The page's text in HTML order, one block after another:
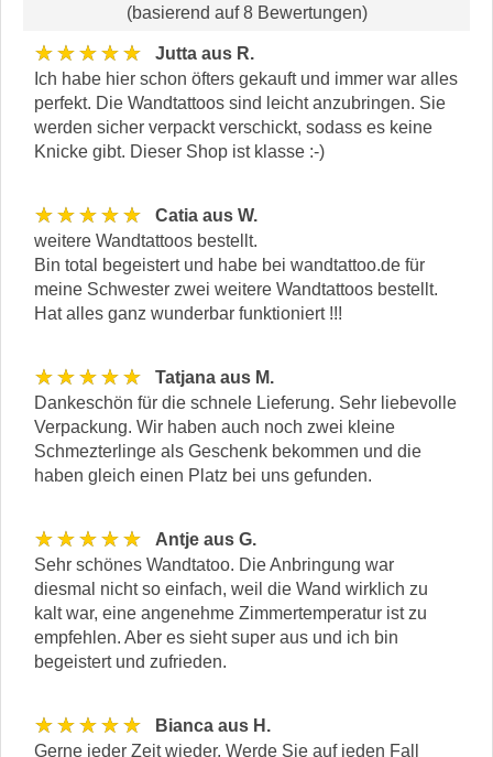
(basierend auf 8 Bewertungen)
★★★★★
Jutta aus R.
Ich habe hier schon öfters gekauft und immer war alles
perfekt. Die Wandtattoos sind leicht anzubringen. Sie
werden sicher verpackt verschickt, sodass es keine
Knicke gibt. Dieser Shop ist klasse :-)
★★★★★
Catia aus W.
weitere Wandtattoos bestellt.
Bin total begeistert und habe bei wandtattoo.de für
meine Schwester zwei weitere Wandtattoos bestellt.
Hat alles ganz wunderbar funktioniert !!!
★★★★★
Tatjana aus M.
Dankeschön für die schnele Lieferung. Sehr liebevolle
Verpackung. Wir haben auch noch zwei kleine
Schmezterlinge als Geschenk bekommen und die
haben gleich einen Platz bei uns gefunden.
★★★★★
Antje aus G.
Sehr schönes Wandtatoo. Die Anbringung war
diesmal nicht so einfach, weil die Wand wirklich zu
kalt war, eine angenehme Zimmertemperatur ist zu
empfehlen. Aber es sieht super aus und ich bin
begeistert und zufrieden.
★★★★★
Bianca aus H.
Gerne jeder Zeit wieder. Werde Sie auf jeden Fall